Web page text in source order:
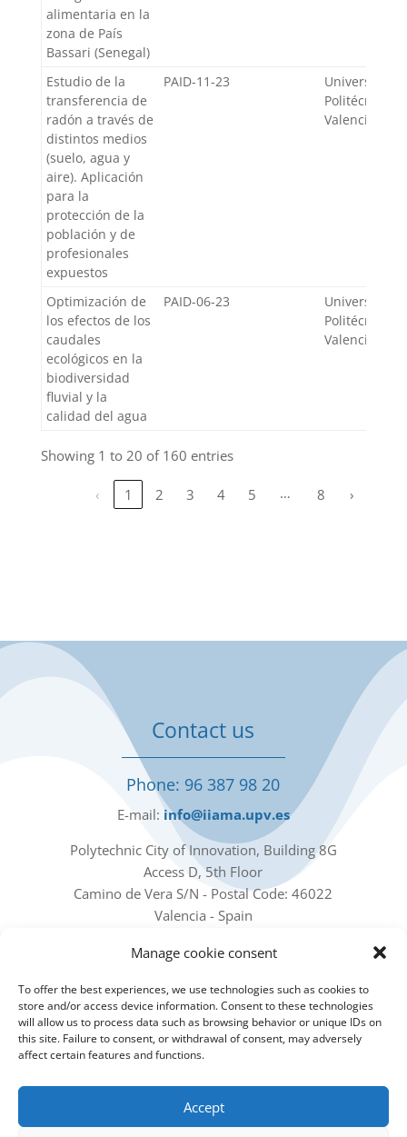
Manage cookie consent
To offer the best experiences, we use technologies such as cookies to
store and/or access device information. Consent to these technologies
will allow us to process data such as browsing behavior or unique IDs on
this site. Failure to consent, or withdrawal of consent, may adversely
affect certain features and functions.
Accept
alimentaria en la
zona de País
Bassari (Senegal)
Estudio de la
transferencia de
radón a través de
distintos medios
(suelo, agua y
aire). Aplicación
para la
protección de la
población y de
profesionales
expuestos
PAID-11-23
Universidad
Politécnica
Valencia
Optimización de
los efectos de los
caudales
ecológicos en la
biodiversidad
fluvial y la
calidad del agua
PAID-06-23
Universidad
Politécnica
Valencia
Showing 1 to 20 of 160 entries
‹ 1 2 3 4 5 … 8 ›
Contact us
Phone: 96 387 98 20
E-mail: info@iiama.upv.es
Polytechnic City of Innovation, Building 8G
Access D, 5th Floor
Camino de Vera S/N - Postal Code: 46022
Valencia - Spain
Our social networks
Subscribe to our Newsletter